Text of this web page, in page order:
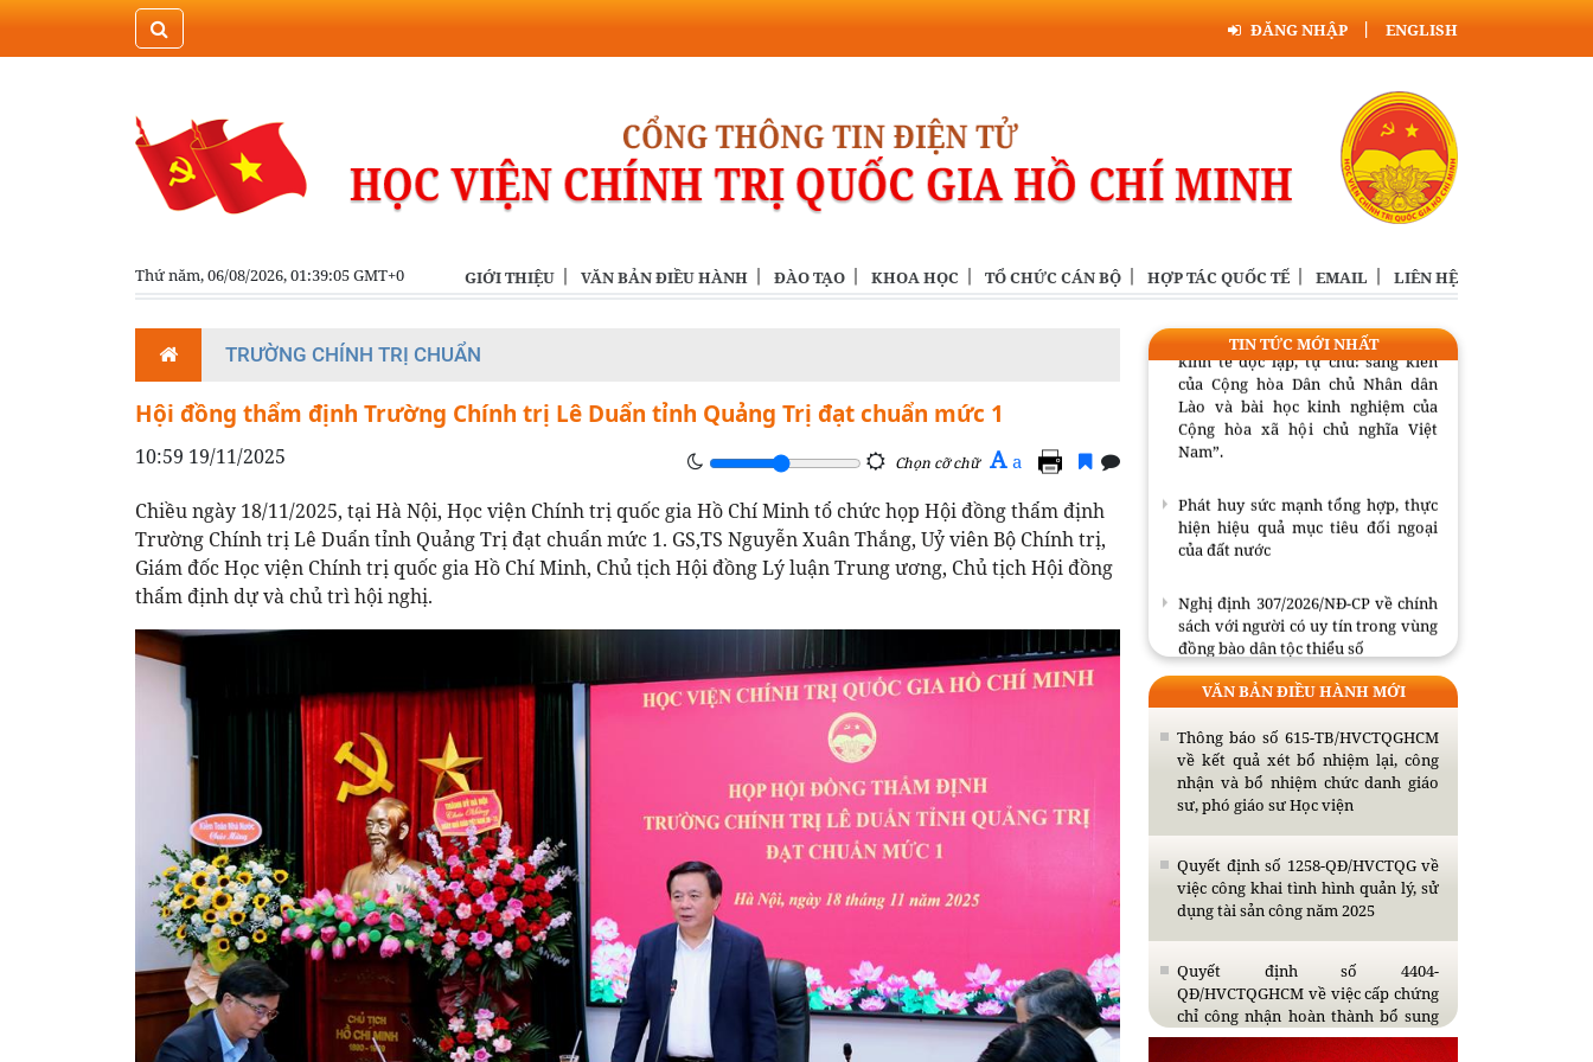
ĐĂNG NHẬP ENGLISH
Thứ năm, 06/08/2026, 01:39:06 GMT+0 GIỚI THIỆU VĂN BẢN ĐIỀU HÀNH ĐÀO TẠO KHOA HỌC TỔ CHỨC CÁN BỘ HỢP TÁC QUỐC TẾ EMAIL LIÊN HỆ
TRƯỜNG CHÍNH TRỊ CHUẨN
Hội đồng thẩm định Trường Chính trị Lê Duẩn tỉnh Quảng Trị đạt chuẩn mức 1
10:59 19/11/2025 Chọn cỡ chữ A a
Chiều ngày 18/11/2025, tại Hà Nội, Học viện Chính trị quốc gia Hồ Chí Minh tổ chức họp Hội đồng thẩm định
Trường Chính trị Lê Duẩn tỉnh Quảng Trị đạt chuẩn mức 1. GS,TS Nguyễn Xuân Thắng, Uỷ viên Bộ Chính trị,
Giám đốc Học viện Chính trị quốc gia Hồ Chí Minh, Chủ tịch Hội đồng Lý luận Trung ương, Chủ tịch Hội đồng
thẩm định dự và chủ trì hội nghị.
TIN TỨC MỚI NHẤT
Phát huy sức mạnh tổng hợp, thực
hiện hiệu quả mục tiêu đối ngoại
Nghị định 307/2026/NĐ-CP về chính
sách với người có uy tín trong vùng
đồng bào dân tộc thiểu số
Điều lệ Đảng
Hội thảo khoa học quốc tế: “Nền
kinh tế độc lập, tự chủ: sáng kiến
của Cộng hòa Dân chủ Nhân dân
Lào và bài học kinh nghiệm của
Cộng hòa xã hội chủ nghĩa Việt
Nam”.
Phát huy sức mạnh tổng hợp, thực
hiện hiệu quả mục tiêu đối ngoại
của đất nước
Nghị định 307/2026/NĐ-CP về chính
sách với người có uy tín trong vùng
đồng bào dân tộc thiểu số
Triển khai nhiệm vụ tổng kết thực
Điều lệ Đảng
Hội thảo khoa học quốc tế: “Nền
kinh tế độc lập, tự chủ: sáng kiến
của Cộng hòa Dân chủ Nhân dân
Lào và bài học kinh nghiệm của
Cộng hòa xã hội chủ nghĩa Việt
Nam”.
hiện hiệu quả mục tiêu đối ngoại
của đất nước
Nghị định 307/2026/NĐ-CP về chính
VĂN BẢN ĐIỀU HÀNH MỚI
Thông báo số 615-TB/HVCTQGHCM
về kết quả xét bổ nhiệm lại, công
nhận và bổ nhiệm chức danh giáo
sư, phó giáo sư Học viện
Quyết định số 1258-QĐ/HVCTQG về
việc công khai tình hình quản lý, sử
dụng tài sản công năm 2025
Quyết định số 4404-
QĐ/HVCTQGHCM về việc cấp chứng
chỉ công nhận hoàn thành bổ sung
kiến thức dự tuyển đào tạo trình độ